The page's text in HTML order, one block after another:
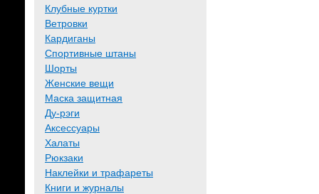
Клубные куртки
Ветровки
Кардиганы
Спортивные штаны
Шорты
Женские вещи
Маска защитная
Ду-рэги
Аксессуары
Халаты
Рюкзаки
Наклейки и трафареты
Книги и журналы